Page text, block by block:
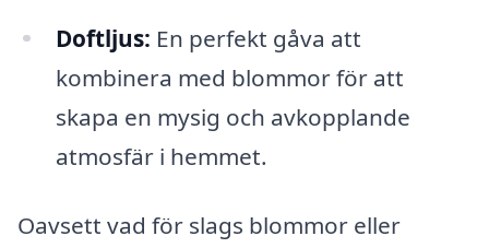
Doftljus: En perfekt gåva att
kombinera med blommor för att
skapa en mysig och avkopplande
atmosfär i hemmet.
Oavsett vad för slags blommor eller